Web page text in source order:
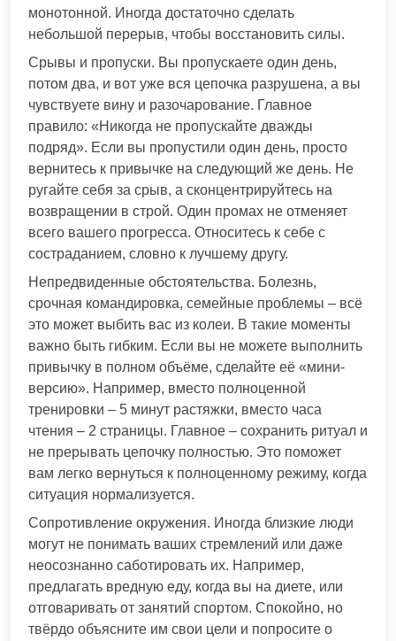
монотонной. Иногда достаточно сделать
небольшой перерыв, чтобы восстановить силы.
Срывы и пропуски. Вы пропускаете один день,
потом два, и вот уже вся цепочка разрушена, а вы
чувствуете вину и разочарование. Главное
правило: «Никогда не пропускайте дважды
подряд». Если вы пропустили один день, просто
вернитесь к привычке на следующий же день. Не
ругайте себя за срыв, а сконцентрируйтесь на
возвращении в строй. Один промах не отменяет
всего вашего прогресса. Относитесь к себе с
состраданием, словно к лучшему другу.
Непредвиденные обстоятельства. Болезнь,
срочная командировка, семейные проблемы – всё
это может выбить вас из колеи. В такие моменты
важно быть гибким. Если вы не можете выполнить
привычку в полном объёме, сделайте её «мини-
версию». Например, вместо полноценной
тренировки – 5 минут растяжки, вместо часа
чтения – 2 страницы. Главное – сохранить ритуал и
не прерывать цепочку полностью. Это поможет
вам легко вернуться к полноценному режиму, когда
ситуация нормализуется.
Сопротивление окружения. Иногда близкие люди
могут не понимать ваших стремлений или даже
неосознанно саботировать их. Например,
предлагать вредную еду, когда вы на диете, или
отговаривать от занятий спортом. Спокойно, но
твёрдо объясните им свои цели и попросите о